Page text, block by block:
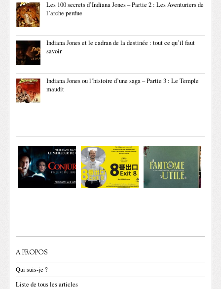
Les 100 secrets d’Indiana Jones – Partie 2 : Les Aventuriers de
l’arche perdue
Indiana Jones et le cadran de la destinée : tout ce qu’il faut
savoir
Indiana Jones ou l’histoire d’une saga – Partie 3 : Le Temple
maudit
A PROPOS
Qui suis-je ?
Liste de tous les articles